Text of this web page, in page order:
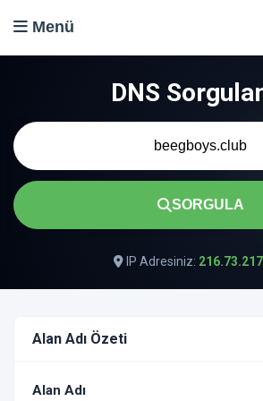
Menü
DNS
SORGULA
IP Adresiniz:
Alan Adı Özeti
Alan Adı